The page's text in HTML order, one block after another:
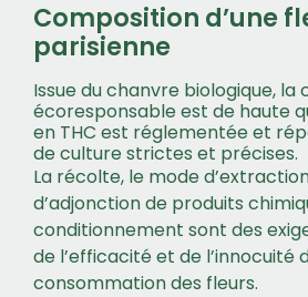
Composition d’une
parisienne
Issue du chanvre biologique, la
écoresponsable est de haute
en THC est réglementée et
de culture strictes et précises.
La récolte, le mode
d’adjonction de produits
conditionnement sont des
de l’efficacité et de l’innocuité
consommation des fleurs.